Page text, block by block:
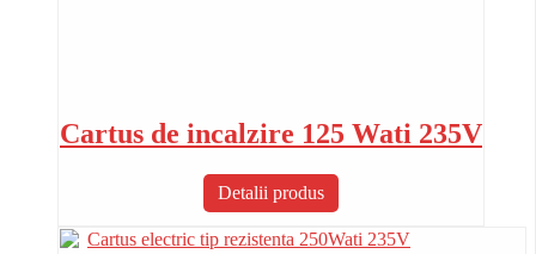
Cartus de incalzire 125 Wati 235V
Detalii produs